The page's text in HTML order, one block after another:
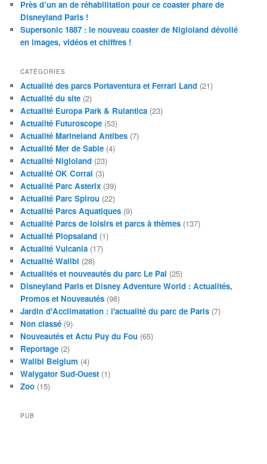
Près d’un an de réhabilitation pour ce coaster phare de
Disneyland Paris !
Supersonic 1887 : le nouveau coaster de Nigloland dévoilé
en images, vidéos et chiffres !
CATÉGORIES
Actualité des parcs Portaventura et Ferrari Land (21)
Actualité du site (2)
Actualité Europa Park & Rulantica (23)
Actualité Futuroscope (53)
Actualité Marineland Antibes (7)
Actualité Mer de Sable (4)
Actualité Nigloland (23)
Actualité OK Corral (3)
Actualité Parc Asterix (39)
Actualité Parc Spirou (22)
Actualité Parcs Aquatiques (9)
Actualité Parcs de loisirs et parcs à thèmes (137)
Actualité Plopsaland (1)
Actualité Vulcania (17)
Actualité Walibi (28)
Actualités et nouveautés du parc Le Pal (25)
Disneyland Paris et Disney Adventure World : Actualités,
Promos et Nouveautés (98)
Jardin d'Acclimatation : l'actualité du parc de Paris (7)
Non classé (9)
Nouveautés et Actu Puy du Fou (65)
Reportage (2)
Walibi Belgium (4)
Walygator Sud-Ouest (1)
Zoo (15)
PUB